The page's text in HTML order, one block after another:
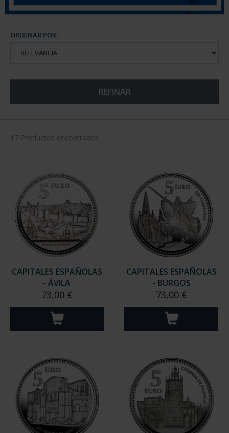
ORDENAR POR:
REFINAR
17 Productos encontrados
CAPITALES ESPAÑOLAS
- ÁVILA
73,00 €
CAPITALES ESPAÑOLAS
- BURGOS
73,00 €